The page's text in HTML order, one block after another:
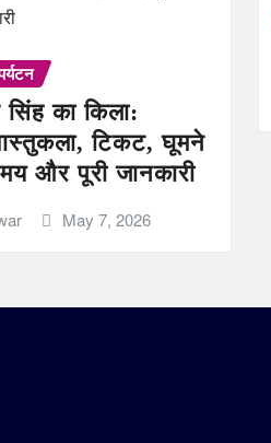
सिंह का किला:
टिकट, घूमने
और पूरी जानकारी
May 7, 2026